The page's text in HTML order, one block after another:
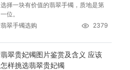
选择一块有价值的翡翠手镯，质地是第
一位。
翡翠手镯选购
2379
翡翠贵妃镯图片鉴赏及含义 应该
怎样挑选翡翠贵妃镯